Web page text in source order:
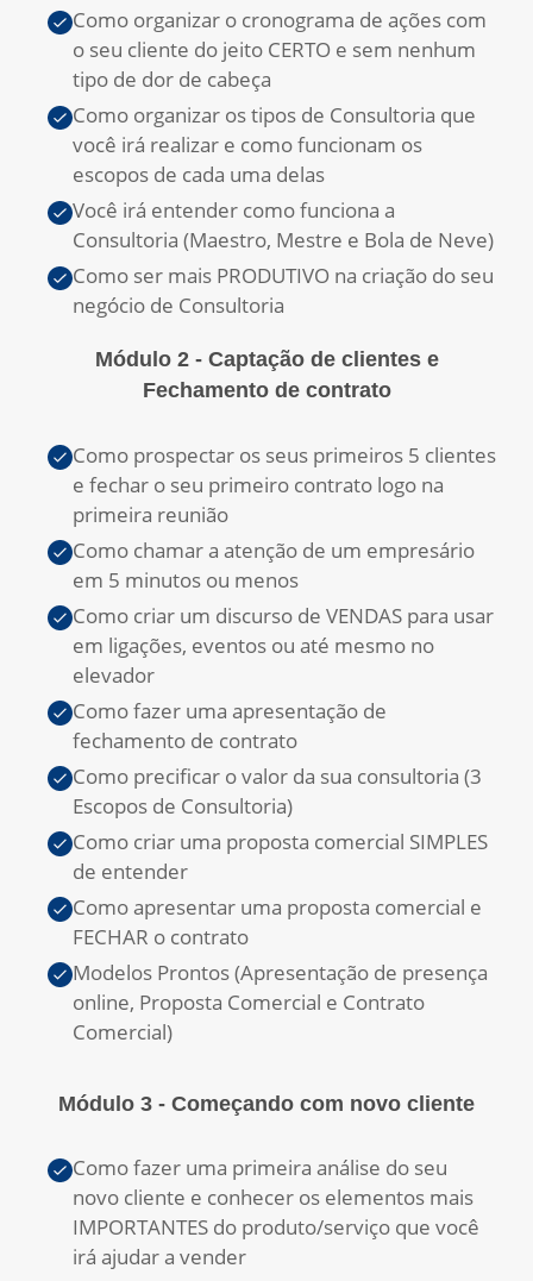
Como organizar o cronograma de ações com
o seu cliente do jeito CERTO e sem nenhum
tipo de dor de cabeça
Como organizar os tipos de Consultoria que
você irá realizar e como funcionam os
escopos de cada uma delas
Você irá entender como funciona a
Consultoria (Maestro, Mestre e Bola de Neve)
Como ser mais PRODUTIVO na criação do seu
negócio de Consultoria
Módulo 2 - Captação de clientes e
Fechamento de contrato
Como prospectar os seus primeiros 5 clientes
e fechar o seu primeiro contrato logo na
primeira reunião
Como chamar a atenção de um empresário
em 5 minutos ou menos
Como criar um discurso de VENDAS para usar
em ligações, eventos ou até mesmo no
elevador
Como fazer uma apresentação de
fechamento de contrato
Como precificar o valor da sua consultoria (3
Escopos de Consultoria)
Como criar uma proposta comercial SIMPLES
de entender
Como apresentar uma proposta comercial e
FECHAR o contrato
Modelos Prontos (Apresentação de presença
online, Proposta Comercial e Contrato
Comercial)
Módulo 3 - Começando com novo cliente
Como fazer uma primeira análise do seu
novo cliente e conhecer os elementos mais
IMPORTANTES do produto/serviço que você
irá ajudar a vender